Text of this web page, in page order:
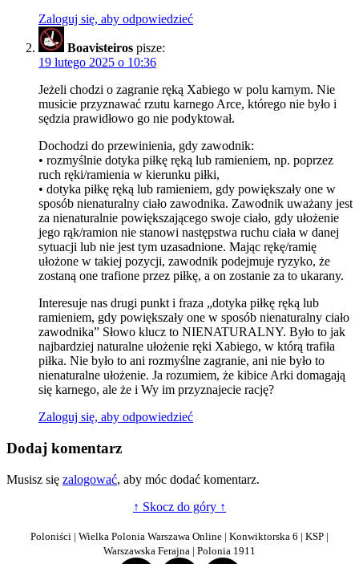
Zaloguj się, aby odpowiedzieć
Boavisteiros pisze:
19 lutego 2025 o 10:36
Jeżeli chodzi o zagranie ręką Xabiego w polu karnym. Nie
musicie przyznawać rzutu karnego Arce, którego nie było i
sędzia prawidłowo go nie podyktował.
Dochodzi do przewinienia, gdy zawodnik:
• rozmyślnie dotyka piłkę ręką lub ramieniem, np. poprzez
ruch ręki/ramienia w kierunku piłki,
• dotyka piłkę ręką lub ramieniem, gdy powiększały one w
sposób nienaturalny ciało zawodnika. Zawodnik uważany jest
za nienaturalnie powiększającego swoje ciało, gdy ułożenie
jego rąk/ramion nie stanowi następstwa ruchu ciała w danej
sytuacji lub nie jest tym uzasadnione. Mając rękę/ramię
ułożone w takiej pozycji, zawodnik podejmuje ryzyko, że
zostaną one trafione przez piłkę, a on zostanie za to ukarany.
Interesuje nas drugi punkt i fraza „dotyka piłkę ręką lub
ramieniem, gdy powiększały one w sposób nienaturalny ciało
zawodnika” Słowo klucz to NIENATURALNY. Było to jak
najbardziej naturalne ułożenie ręki Xabiego, w którą trafiła
piłka. Nie było to ani rozmyślne zagranie, ani nie było to
nienaturalne ułożenie. Ja rozumiem, że kibice Arki domagają
się karnego, ale że i Wy im przyznajecie rację?
Zaloguj się, aby odpowiedzieć
Dodaj komentarz
Musisz się zalogować, aby móc dodać komentarz.
↑ Skocz do góry ↑
Poloniści | Wielka Polonia Warszawa Online | Konwiktorska 6 | KSP |
Warszawska Ferajna | Polonia 1911